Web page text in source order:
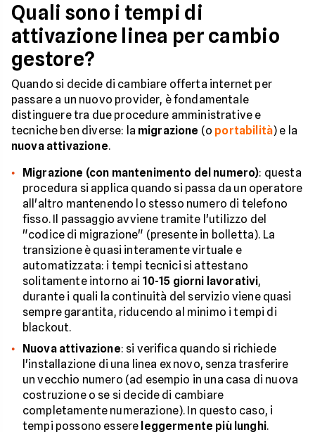
Quali sono i tempi di
attivazione linea per cambio
gestore?
Quando si decide di cambiare offerta internet per
passare a un nuovo provider, è fondamentale
distinguere tra due procedure amministrative e
tecniche ben diverse: la migrazione (o portabilità) e la
nuova attivazione.
Migrazione (con mantenimento del numero): questa
procedura si applica quando si passa da un operatore
all'altro mantenendo lo stesso numero di telefono
fisso. Il passaggio avviene tramite l'utilizzo del
"codice di migrazione" (presente in bolletta). La
transizione è quasi interamente virtuale e
automatizzata: i tempi tecnici si attestano
solitamente intorno ai 10-15 giorni lavorativi,
durante i quali la continuità del servizio viene quasi
sempre garantita, riducendo al minimo i tempi di
blackout.
Nuova attivazione: si verifica quando si richiede
l'installazione di una linea ex novo, senza trasferire
un vecchio numero (ad esempio in una casa di nuova
costruzione o se si decide di cambiare
completamente numerazione). In questo caso, i
tempi possono essere leggermente più lunghi.